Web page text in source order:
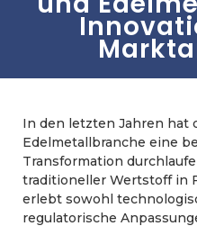
In den letzten Jahren hat
Edelmetallbranche eine
Transformation
traditioneller Wertstoff in
erlebt sowohl
regulatorische